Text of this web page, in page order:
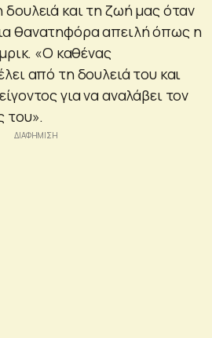
δουλειά και τη ζωή μας όταν
θανατηφόρα απειλή όπως η
«Ο καθένας
από τη δουλειά του και
για να αναλάβει τον
του».